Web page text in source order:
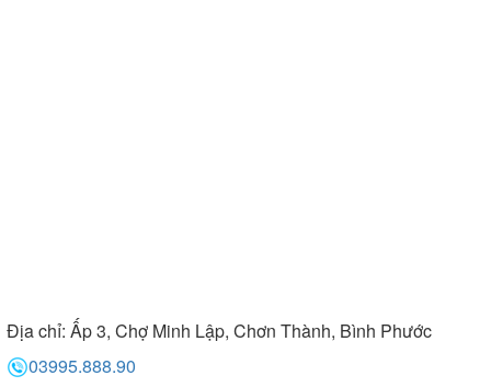
Địa chỉ: Ấp 3, Chợ Minh Lập, Chơn Thành, Bình Phước
03995.888.90